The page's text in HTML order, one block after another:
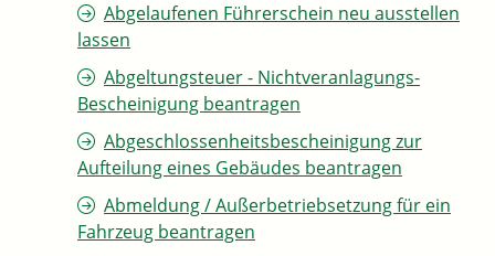
Abgelaufenen Führerschein neu ausstellen
lassen
Abgeltungsteuer - Nichtveranlagungs-
Bescheinigung beantragen
Abgeschlossenheitsbescheinigung zur
Aufteilung eines Gebäudes beantragen
Abmeldung / Außerbetriebsetzung für ein
Fahrzeug beantragen